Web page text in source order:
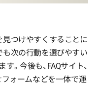
見つけやすくすることに
も次の行動を選びやすい
。今後も、FAQサイト、
フォームなどを一体で運